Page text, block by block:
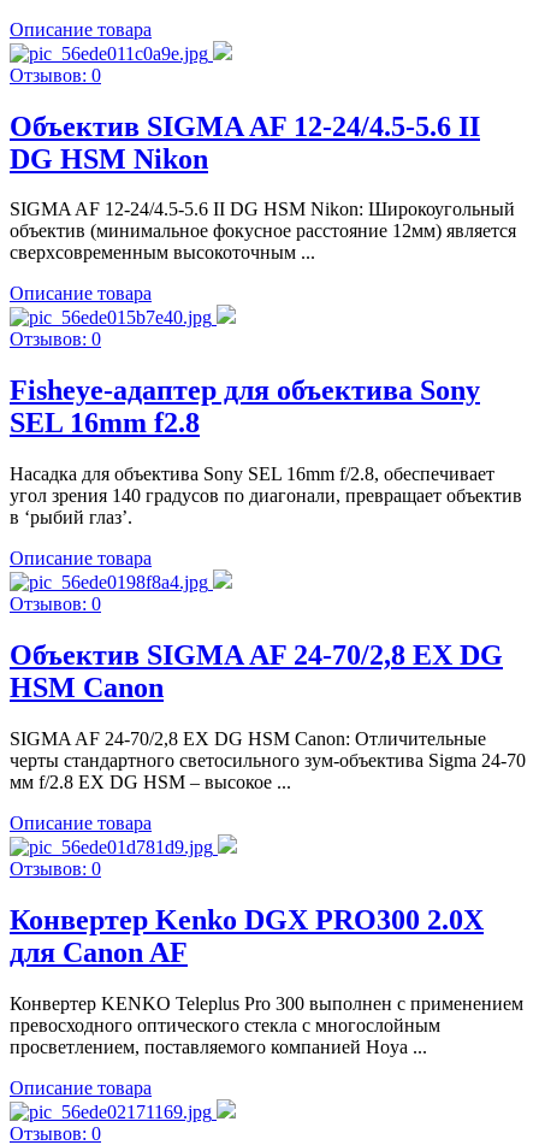
Описание товара
Отзывов: 0
Объектив SIGMA AF 12-24/4.5-5.6 II
DG HSM Nikon
SIGMA AF 12-24/4.5-5.6 II DG HSM Nikon: Широкоугольный
объектив (минимальное фокусное расстояние 12мм) является
сверхсовременным высокоточным ...
Описание товара
Отзывов: 0
Fisheye-адаптер для объектива Sony
SEL 16mm f2.8
Насадка для объектива Sony SEL 16mm f/2.8, обеспечивает
угол зрения 140 градусов по диагонали, превращает объектив
в ‘рыбий глаз’.
Описание товара
Отзывов: 0
Объектив SIGMA AF 24-70/2,8 EX DG
HSM Canon
SIGMA AF 24-70/2,8 EX DG HSM Canon: Отличительные
черты стандартного светосильного зум-объектива Sigma 24-70
мм f/2.8 EX DG HSM – высокое ...
Описание товара
Отзывов: 0
Конвертер Kenko DGX PRO300 2.0X
для Canon AF
Конвертер KENKO Teleplus Pro 300 выполнен с применением
превосходного оптического стекла с многослойным
просветлением, поставляемого компанией Hoya ...
Описание товара
Отзывов: 0